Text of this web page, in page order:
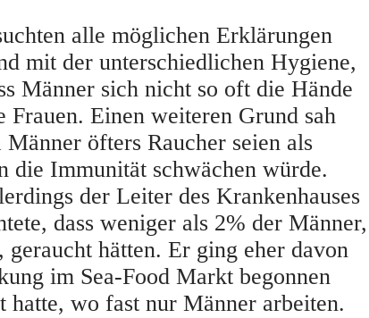
alle möglichen Erklärungen
mit der unterschiedlichen Hygiene,
Männer sich nicht so oft die Hände
Frauen. Einen weiteren Grund sah
öfters Raucher seien als
die Immunität schwächen würde.
der Leiter des Krankenhauses
dass weniger als 2% der Männer,
geraucht hätten. Er ging eher davon
im Sea-Food Markt begonnen
hatte, wo fast nur Männer arbeiten.